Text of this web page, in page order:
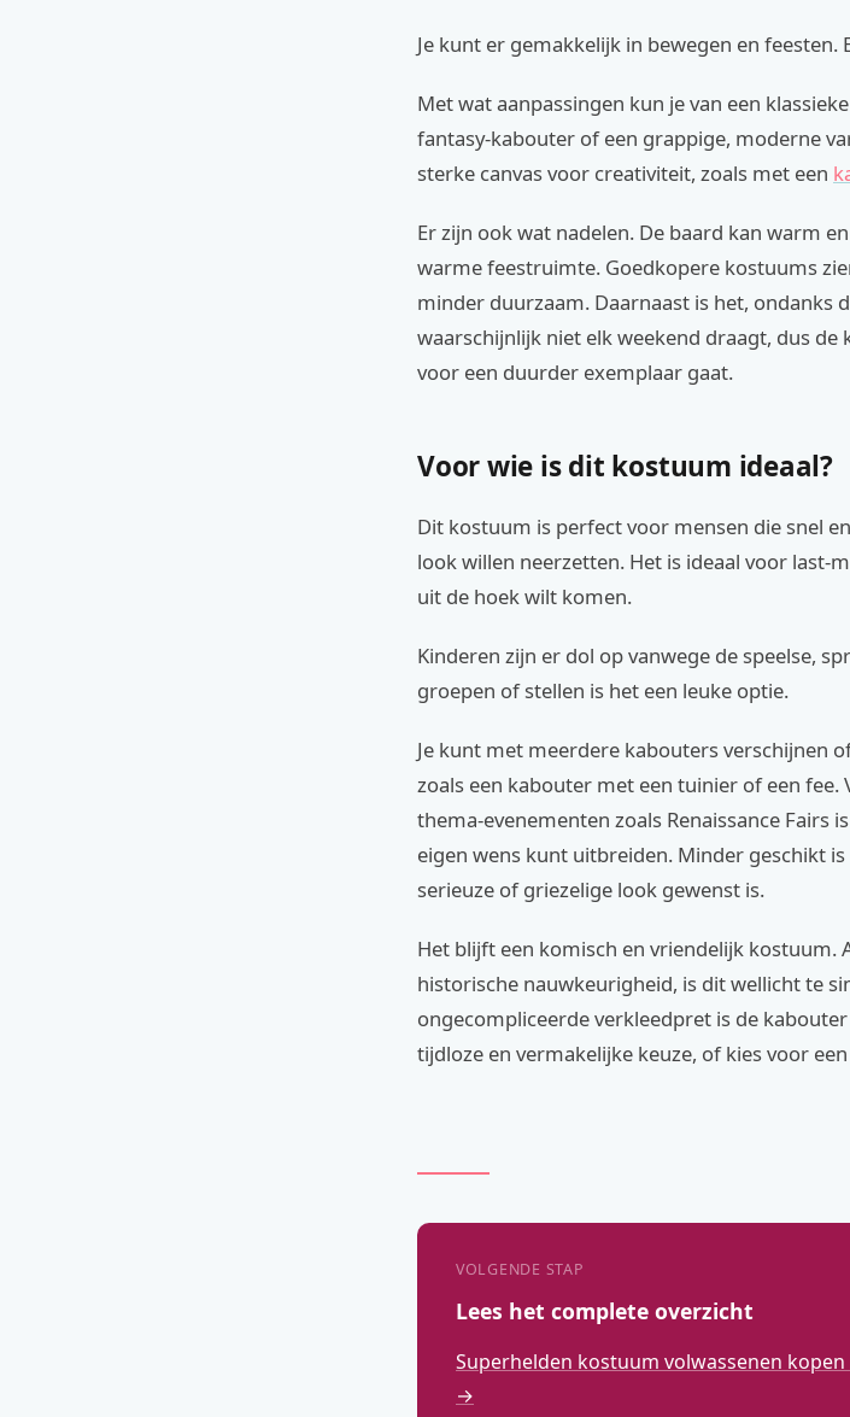
Je kunt er gemakkelijk in bewegen en
Met wat aanpassingen kun je van een
fantasy-kabouter of een grappige, moderne
sterke canvas voor creativiteit, zoals met een
Er zijn ook wat nadelen. De baard kan warm
warme feestruimte. Goedkopere kostuums
minder duurzaam. Daarnaast is het, ondanks
waarschijnlijk niet elk weekend draagt, dus
voor een duurder exemplaar gaat.
Voor wie is dit kostuum ideaal?
Dit kostuum is perfect voor mensen die snel
look willen neerzetten. Het is ideaal voor last-
uit de hoek wilt komen.
Kinderen zijn er dol op vanwege de speelse,
groepen of stellen is het een leuke optie.
Je kunt met meerdere kabouters verschijnen
zoals een kabouter met een tuinier of een fee.
thema-evenementen zoals Renaissance Fairs
eigen wens kunt uitbreiden. Minder geschikt
serieuze of griezelige look gewenst is.
Het blijft een komisch en vriendelijk kostuum.
historische nauwkeurigheid, is dit wellicht te
ongecompliceerde verkleedpret is de
tijdloze en vermakelijke keuze, of kies voor een
VOLGENDE STAP
Lees het complete overzicht
Superhelden kostuum volwassenen
→